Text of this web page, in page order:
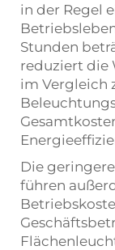
in der Regel
Stunden
reduziert die
im Vergleich
Die
führen